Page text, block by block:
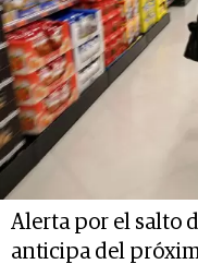
Alerta por el salto
anticipa del